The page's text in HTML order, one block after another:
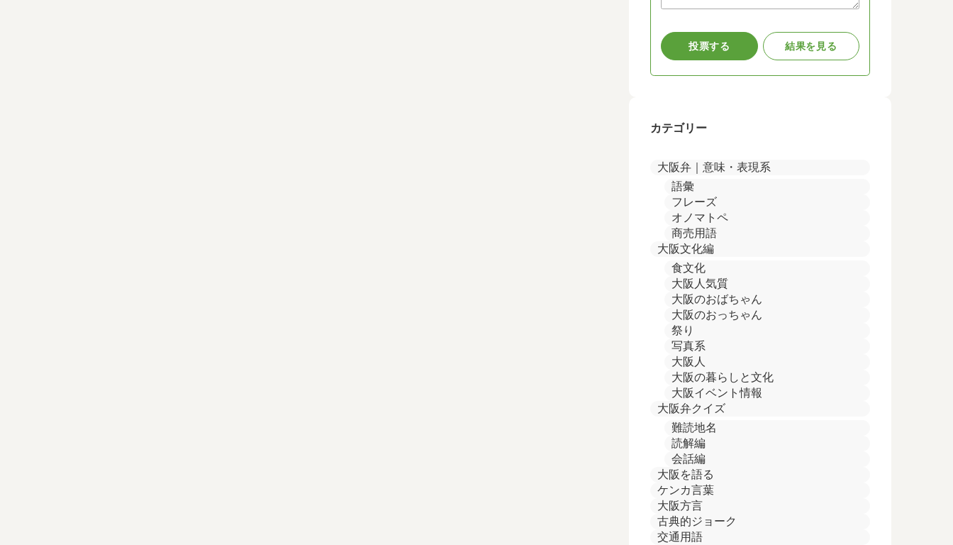
カテゴリー
大阪弁｜意味・表現系
語彙
フレーズ
オノマトペ
商売用語
大阪文化編
食文化
大阪人気質
大阪のおばちゃん
大阪のおっちゃん
祭り
写真系
大阪人
大阪の暮らしと文化
大阪イベント情報
大阪弁クイズ
難読地名
読解編
会話編
大阪を語る
ケンカ言葉
大阪方言
古典的ジョーク
交通用語